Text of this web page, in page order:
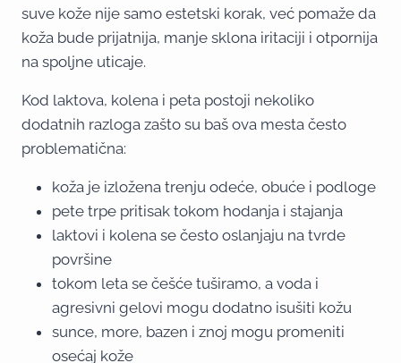
suve kože nije samo estetski korak, već pomaže da
koža bude prijatnija, manje sklona iritaciji i otpornija
na spoljne uticaje.
Kod laktova, kolena i peta postoji nekoliko
dodatnih razloga zašto su baš ova mesta često
problematična:
koža je izložena trenju odeće, obuće i podloge
pete trpe pritisak tokom hodanja i stajanja
laktovi i kolena se često oslanjaju na tvrde
površine
tokom leta se češće tuširamo, a voda i
agresivni gelovi mogu dodatno isušiti kožu
sunce, more, bazen i znoj mogu promeniti
osećaj kože